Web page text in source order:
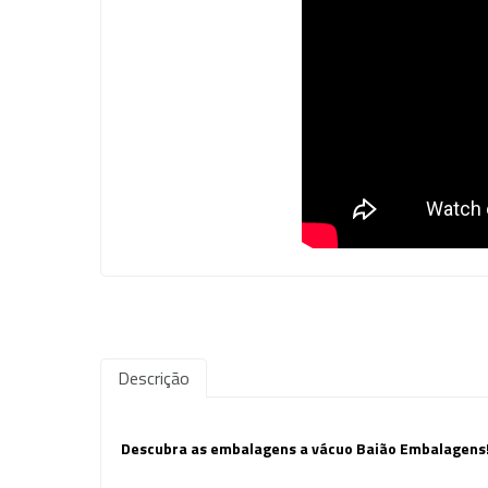
Descrição
Descubra as embalagens a vácuo Baião